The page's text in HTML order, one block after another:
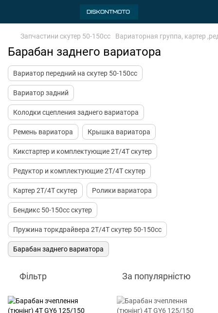
Запчастини скутер 50-150cc Вариаторная группа, картер
Барабан заднего вариатора
Вариатор передний на скутер 50-150cc
Вариатор задний
Колодки сцепления заднего вариатора
Ремень вариатора Крышка вариатора
Кикстартер и комплектующие 2Т/4Т скутер
Редуктор и комплектующие 2Т/4Т скутер
Картер 2Т/4Т скутер Ролики вариатора
Бендикс 50-150сс скутер
Пружина торкдрайвера 2Т/4Т скутер 50-150сс
Барабан заднего вариатора
Фільтр За популярністю